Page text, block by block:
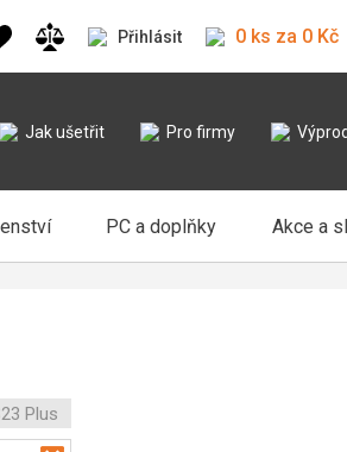
Přihlásit 0 ks za 0 Kč
Jak ušetřit Pro firmy
PC a doplňky Akce a
Plus